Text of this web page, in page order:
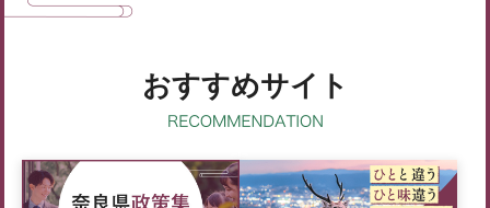
おすすめサイト